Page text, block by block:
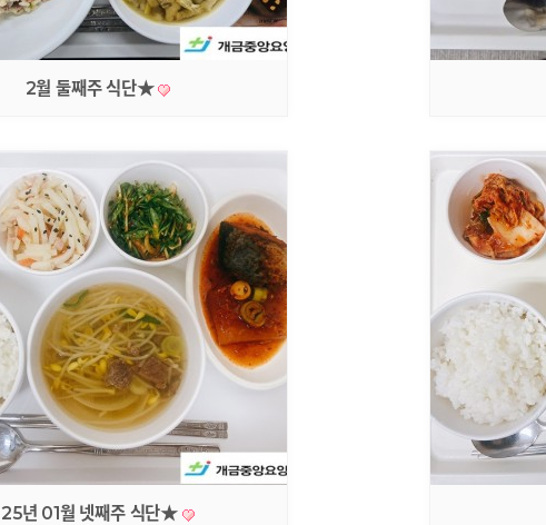
2월 둘째주 식단★
25년 01월 넷째주 식단★